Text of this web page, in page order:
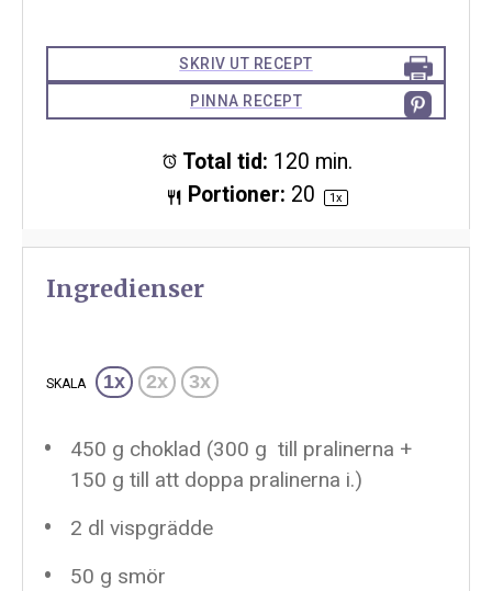
SKRIV UT RECEPT
PINNA RECEPT
Total tid: 120 min.
Portioner: 20 1x
Ingredienser
SKALA 1x 2x 3x
450 g choklad (300 g till pralinerna +
150 g till att doppa pralinerna i.)
2 dl vispgrädde
50 g smör